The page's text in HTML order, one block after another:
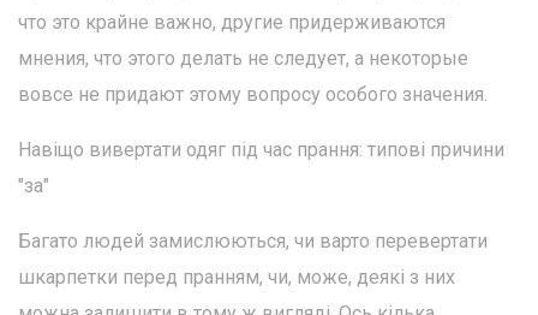
что это крайне важно, другие придерживаются
мнения, что этого делать не следует, а некоторые
вовсе не придают этому вопросу особого значения.
Навіщо вивертати одяг під час прання: типові причини
"за"
Багато людей замислюються, чи варто перевертати
шкарпетки перед пранням, чи, може, деякі з них